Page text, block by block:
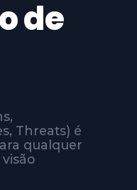
de
Threats) é
qualquer